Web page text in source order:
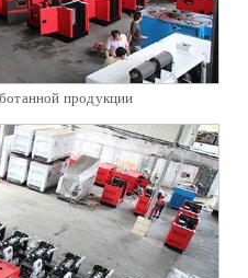
продукции